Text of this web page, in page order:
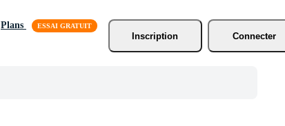
Plans
Inscription
Connecter